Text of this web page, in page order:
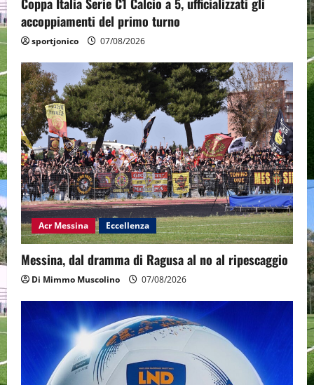
Coppa Italia Serie C1 Calcio a 5, ufficializzati gli
accoppiamenti del primo turno
sportjonico 07/08/2026
Acr Messina Eccellenza
Messina, dal dramma di Ragusa al no al ripescaggio
Di Mimmo Muscolino 07/08/2026